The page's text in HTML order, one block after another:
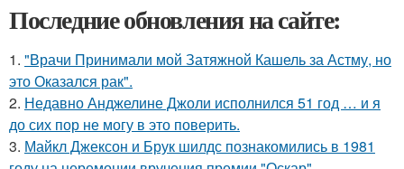
Последние обновления на сайте:
1. "Врачи Принимали мой Затяжной Кашель за Астму, но
это Оказался рак".
2. Недавно Анджелине Джоли исполнился 51 год … и я
до сих пор не могу в это поверить.
3. Майкл Джексон и Брук шилдс познакомились в 1981